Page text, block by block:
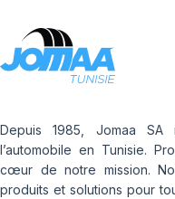
Depuis 1985, Jomaa
l’automobile en Tunisie.
cœur de notre mission.
produits et solutions pour